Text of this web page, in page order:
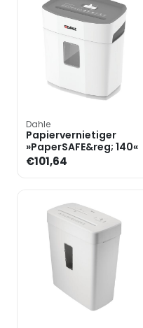
Dahle
Papiervernietiger
»PaperSAFE&reg; 140«
€101,64